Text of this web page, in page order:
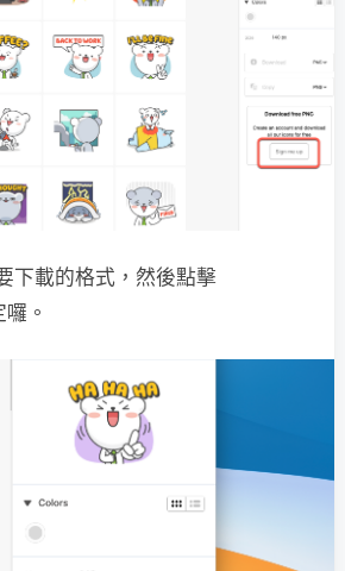
下載的格式，然後點擊
。